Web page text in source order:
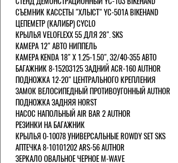
СЪЕМНИК КАССЕТЫ "ХЛЫСТ" YC-501A BIKEHAND
ЦЕПЕМЕТР (КАЛИБР) CYCLO
КРЫЛЬЯ VELOFLEXX 55 ДЛЯ 28". SKS
КАМЕРА 12" АВТО НИППЕЛЬ
КАМЕРА KENDA 18" Х 1.25-1.50", 32/40-355 АВТО
БАГАЖНИК 8-15203125 ЗАДНИЙ ACR-160 AUTHOR
ПОДНОЖКА 12-20" ЦЕНТРАЛЬНОГО КРЕПЛЕНИЯ
ЗАМОК ВЕЛОСИПЕДНЫЙ ПРОТИВОУГОННЫЙ AUTHOR
ПОДНОЖКА ЗАДНЯЯ HORST
НАСОС НАПОЛЬНЫЙ AIR BAR 2 AUTHOR
РЕЗИНКИ НА БАГАЖНИК
КРЫЛЬЯ 0-10078 УНИВЕРСАЛЬНЫЕ ROWDY SET SKS
АПТЕЧКА 8-10101202 ARS-56 AUTHOR
ЗЕРКАЛО ОВАЛЬНОЕ ЧЕРНОЕ M-WAVE